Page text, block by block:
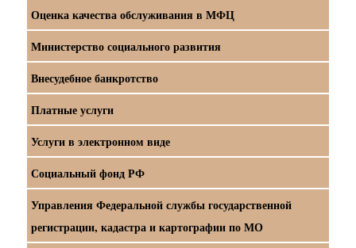
Оценка качества обслуживания в МФЦ
Министерство социального развития
Внесудебное банкротство
Платные услуги
Услуги в электронном виде
Социальный фонд РФ
Управления Федеральной службы государственной
регистрации, кадастра и картографии по МО